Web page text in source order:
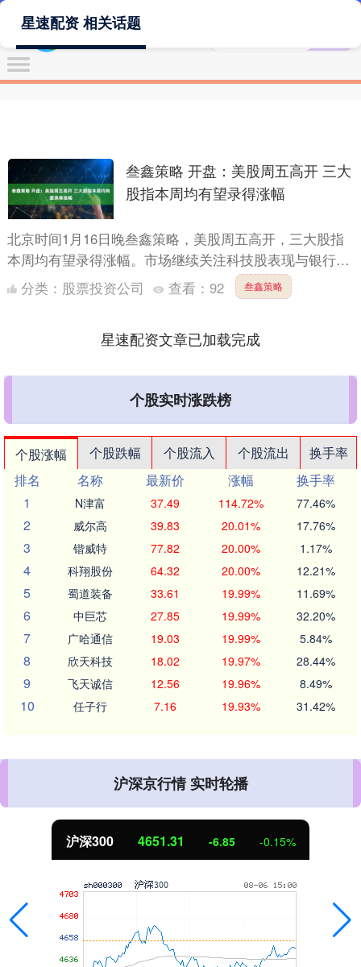
星速配资 相关话题
叁鑫策略 开盘：美股周五高开 三大
股指本周均有望录得涨幅
北京时间1月16日晚叁鑫策略，美股周五高开，三大股指
本周均有望录得涨幅。市场继续关注科技股表现与银行股
财报。 道指涨54.50点，涨幅为0.11%，报49496....
分类： 股票投资公司 查看： 92 叁鑫策略
星速配资文章已加载完成
个股实时涨跌榜
个股涨幅 个股跌幅 个股流入 个股流出
换手率
排名
名称 最新价 涨幅
换手率
1
N津富 37.49 114.72% 77.46%
2 威尔高 39.83 20.01% 17.76%
3 锴威特 77.82 20.00% 1.17%
4 科翔股份 64.32 20.00% 12.21%
5 蜀道装备 33.61 19.99% 11.69%
6 中巨芯 27.85 19.99% 32.20%
7 广哈通信 19.03 19.99% 5.84%
8 欣天科技 18.02 19.97% 28.44%
9 飞天诚信 12.56 19.96% 8.49%
10 任子行 7.16 19.93% 31.42%
沪深京行情 实时轮播
北证50 1122.88 0.30%